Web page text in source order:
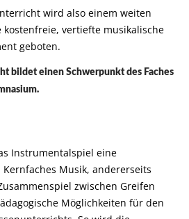
wird also einem weiten
kostenfreie, vertiefte musikalische
geboten.
bildet einen Schwerpunkt des Faches
Instrumentalspiel eine
Musik, andererseits
zwischen Greifen
Möglichkeiten für den